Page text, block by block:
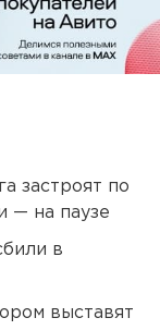
застроят по
— на паузе
в
выставят